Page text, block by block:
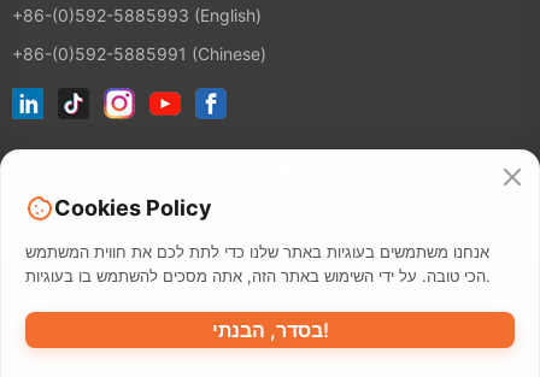
+86-(0)592-5885993 (English)
+86-(0)592-5885991 (Chinese)
©2026 XIAMEN HANIN CO., LTD. מדיניות פרטיות תנאי השימוש מאפ
Cookies Policy
אנחנו משתמשים בעוגיות באתר שלנו כדי לתת לכם את חווית המשתמש
הכי טובה. על ידי השימוש באתר הזה, אתה מסכים להשתמש בו בעוגיות.
בסדר, הבנתי!